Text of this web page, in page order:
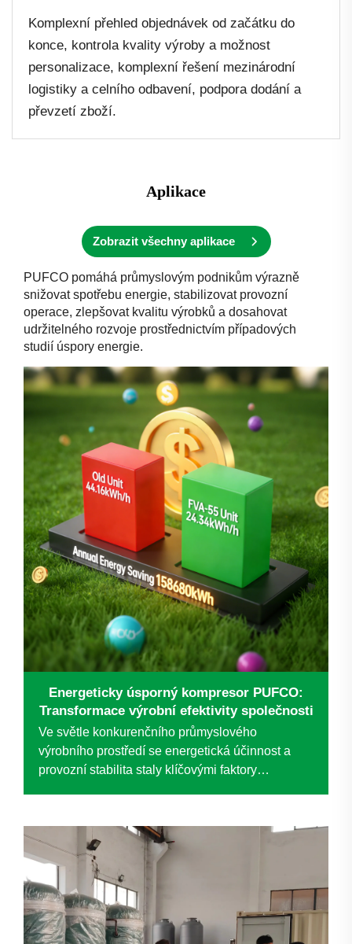
Komplexní přehled objednávek od začátku do
konce, kontrola kvality výroby a možnost
personalizace, komplexní řešení mezinárodní
logistiky a celního odbavení, podpora dodání a
převzetí zboží.
Aplikace
Zobrazit všechny aplikace
PUFCO pomáhá průmyslovým podnikům výrazně
snižovat spotřebu energie, stabilizovat provozní
operace, zlepšovat kvalitu výrobků a dosahovat
udržitelného rozvoje prostřednictvím případových
studií úspory energie.
Energeticky úsporný kompresor PUFCO:
Transformace výrobní efektivity společnosti
Ve světle konkurenčního průmyslového
výrobního prostředí se energetická účinnost a
provozní stabilita staly klíčovými faktory
problémům spojeným se zastaralým systémem
stlačeného vzduchu...